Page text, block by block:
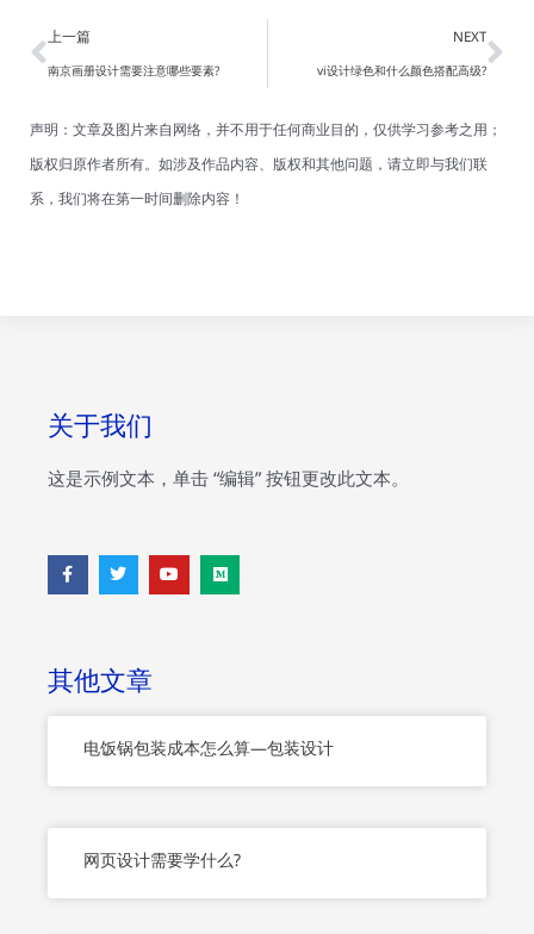
Prev
上一篇
南京画册设计需要注意哪些要素?
NEXT
vi设计绿色和什么颜色搭配高级?
声明：文章及图片来自网络，并不用于任何商业目的，仅供学习参考之用；
版权归原作者所有。如涉及作品内容、版权和其他问题，请立即与我们联
系，我们将在第一时间删除内容！
关于我们
这是示例文本，单击 “编辑” 按钮更改此文本。
F
a
c
k
-
f
T
w
i
Y
o
u
M
e
d
其他文章
电饭锅包装成本怎么算—包装设计
网页设计需要学什么?